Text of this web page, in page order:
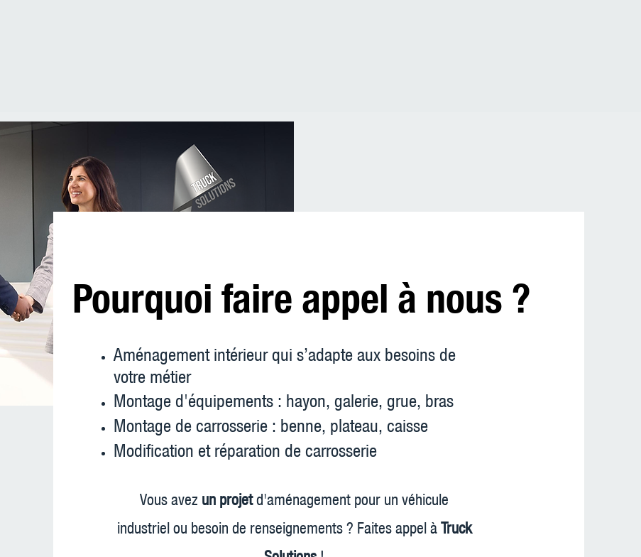
Pourquoi faire appel à nous ?
Aménagement intérieur qui s’adapte aux besoins de
votre métier
Montage d'équipements : hayon, galerie, grue, bras
Montage de carrosserie : benne, plateau, caisse
Modification et réparation de carrosserie
Vous avez un projetd'aménagement pour un véhicule
industriel ou besoin de renseignements ? Faites appel à Truck